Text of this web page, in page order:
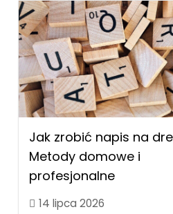
Jak zrobić napis na
Metody domowe i
profesjonalne
14 lipca 2026